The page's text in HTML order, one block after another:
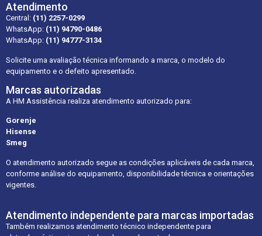
Atendimento
Central: (11) 2257-0299
WhatsApp: (11) 94790-0486
WhatsApp: (11) 94777-3134
Solicite uma avaliação técnica informando a marca, o modelo do
equipamento e o defeito apresentado.
Marcas autorizadas
A HM Assistência realiza atendimento autorizado para:
Gorenje
Hisense
Smeg
O atendimento autorizado segue as condições aplicáveis de cada marca,
conforme análise do equipamento, disponibilidade técnica e orientações
vigentes.
Atendimento independente para marcas importadas
Também realizamos atendimento técnico independente para